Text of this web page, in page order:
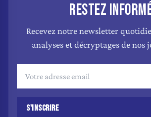
RESTEZ
Recevez notre newsletter
analyses et décryptages de nos
S'INSCRIRE